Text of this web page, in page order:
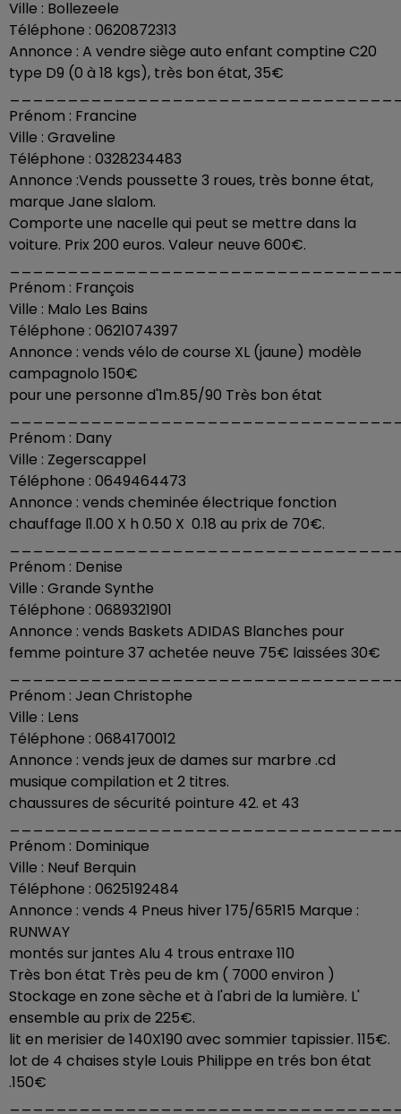
Ville : Bollezeele
Téléphone : 0620872313
Annonce : A vendre siège auto enfant comptine C20
type D9 (0 à 18 kgs), très bon état, 35€
Prénom : Francine
Ville : Graveline
Téléphone : 0328234483
Annonce :Vends poussette 3 roues, très bonne état,
marque Jane slalom.
Comporte une nacelle qui peut se mettre dans la
voiture. Prix 200 euros. Valeur neuve 600€.
Prénom : François
Ville : Malo Les Bains
Téléphone : 0621074397
Annonce : vends vélo de course XL (jaune) modèle
campagnolo 150€
pour une personne d'1m.85/90 Très bon état
Prénom : Dany
Ville : Zegerscappel
Téléphone : 0649464473
Annonce : vends cheminée électrique fonction
chauffage l1.00 X h 0.50 X 0.18 au prix de 70€.
Prénom : Denise
Ville : Grande Synthe
Téléphone : 0689321901
Annonce : vends Baskets ADIDAS Blanches pour
femme pointure 37 achetée neuve 75€ laissées 30€
Prénom : Jean Christophe
Ville : Lens
Téléphone : 0684170012
Annonce : vends jeux de dames sur marbre .cd
musique compilation et 2 titres.
chaussures de sécurité pointure 42. et 43
Prénom : Dominique
Ville : Neuf Berquin
Téléphone : 0625192484
Annonce : vends 4 Pneus hiver 175/65R15 Marque :
RUNWAY
montés sur jantes Alu 4 trous entraxe 110
Très bon état Très peu de km ( 7000 environ )
Stockage en zone sèche et à l'abri de la lumière. L'
ensemble au prix de 225€.
lit en merisier de 140X190 avec sommier tapissier. 115€.
lot de 4 chaises style Louis Philippe en trés bon état
.150€